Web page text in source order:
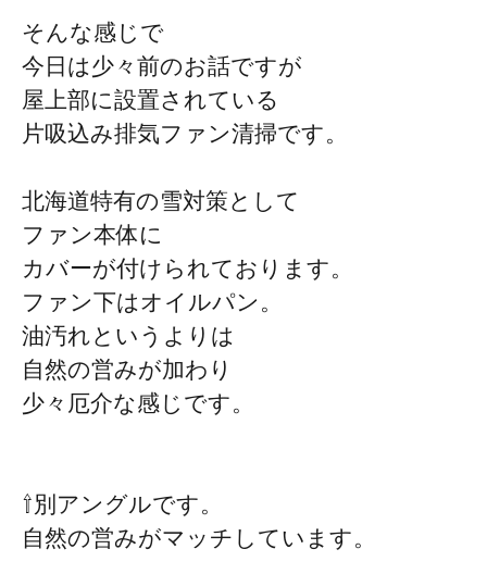
そんな感じで
今日は少々前のお話ですが
屋上部に設置されている
片吸込み排気ファン清掃です。
北海道特有の雪対策として
ファン本体に
カバーが付けられております。
ファン下はオイルパン。
油汚れというよりは
自然の営みが加わり
少々厄介な感じです。
⇧別アングルです。
自然の営みがマッチしています。